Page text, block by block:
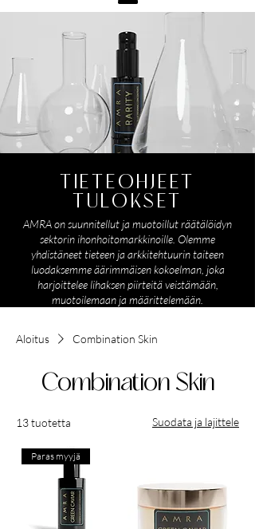
TULOKSET
TIETEOHJEET
AMRA on suunnitellut ja muotoillut räätälöidyn
sektorin ihonhoitomarkkinoille. Olemme
yhdistäneet tieteen ja arkkitehtuurin taiteen
luodaksemme äärimmäisen kokoelman, joka
harjoittelee lihaksen piirteitä veistämään,
muotoilemaan ja määrittelemään.
Aloitus Combination Skin
Combination Skin
13 tuotetta Suodata ja lajittele
Paras myyjä